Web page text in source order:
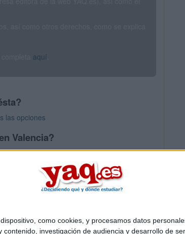
como cookies, y procesamos datos
investigación de audiencia y desarrollo de
aquí
las opciones
Valencia?
Valencia
Quiénes somos|Contactar|Anúnciate